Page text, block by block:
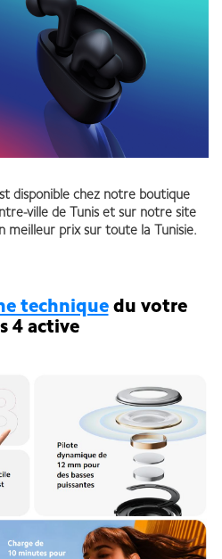
disponible chez notre boutique
ville de Tunis et sur notre site
meilleur prix sur toute la Tunisie.
techniquedu votre
4 active